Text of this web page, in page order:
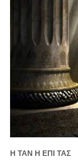
Η ΤΑΝ Η ΕΠΙ ΤΑΣ